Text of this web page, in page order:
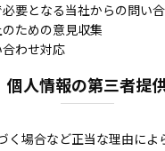
要となる当社からの問い
ための意見収集
わせ対応
個人情報の第三者提
く場合など正当な理由によ